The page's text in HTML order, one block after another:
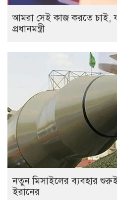
আমরা সেই কাজ করতে চাই,
প্রধানমন্ত্রী
নতুন মিসাইলের ব্যবহার
ইরানের